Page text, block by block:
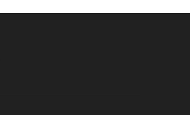
علوم قرآن (66)
فقه عام وأحكام فقهية (62)